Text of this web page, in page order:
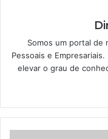
Somos um portal de
Pessoais e
elevar o grau de